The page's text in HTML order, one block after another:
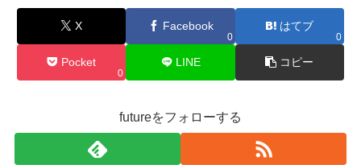
X Facebook
0
はてブ
0
Pocket
0
LINE コピー
futureをフォローする